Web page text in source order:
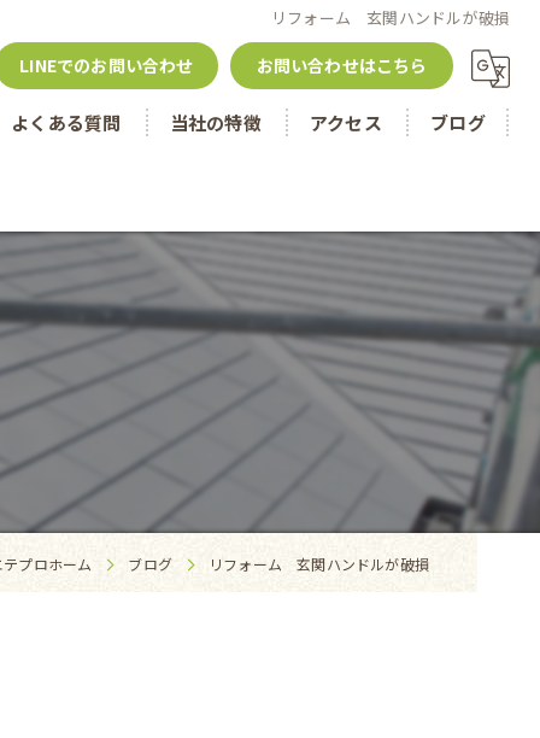
リフォーム 玄関ハンドルが破損
LINEでのお問い合わせ お問い合わせはこちら
よくある質問 当社の特徴
戸建て
住宅ローン控除
アクセス ブログ
プロホーム ブログ リフォーム 玄関ハンドルが破損